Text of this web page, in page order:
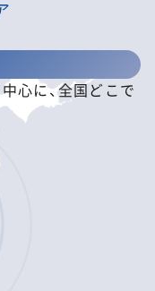
中心に、全国どこで